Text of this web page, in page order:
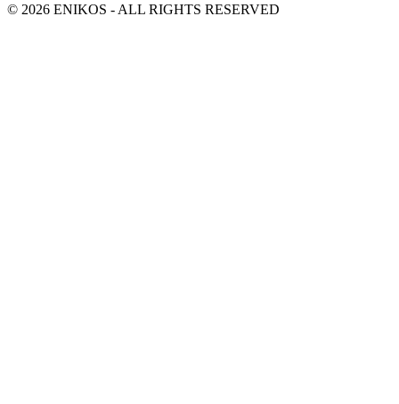
© 2026 ENIKOS - ALL RIGHTS RESERVED